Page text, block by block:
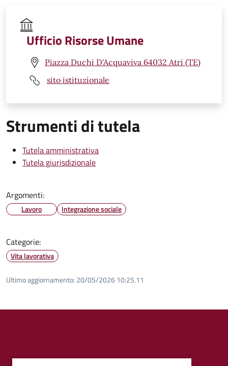
Ufficio Risorse Umane
Piazza Duchi D'Acquaviva 64032 Atri (TE)
sito istituzionale
Strumenti di tutela
Tutela amministrativa
Tutela giurisdizionale
Argomenti:
Lavoro Integrazione sociale
Categorie:
Vita lavorativa
Ultimo aggiornamento: 20/05/2026 10:25.11